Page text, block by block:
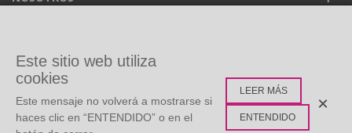
ETIQUETAS POPULARES
Este sitio web utiliza
cookies
Este mensaje no volverá a mostrarse si
haces clic en “ENTENDIDO” o en el
LEER MÁS
ENTENDIDO
×